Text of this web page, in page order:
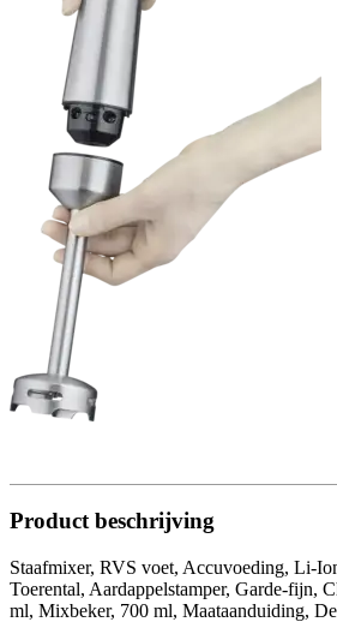
Product beschrijving
Staafmixer, RVS voet, Accuvoeding, Li-
Toerental, Aardappelstamper, Garde-fijn,
ml, Mixbeker, 700 ml, Maataanduiding,